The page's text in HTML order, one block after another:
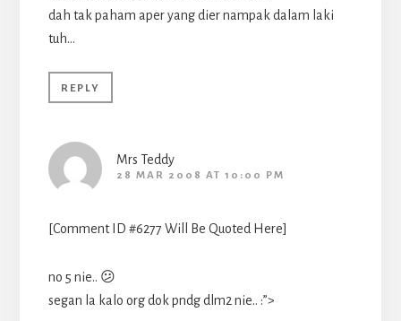
dah tak paham aper yang dier nampak dalam laki
tuh…
REPLY
Mrs Teddy
28 MAR 2008 AT 10:00 PM
[Comment ID #6277 Will Be Quoted Here]
no 5 nie.. 😕
segan la kalo org dok pndg dlm2 nie.. :”>